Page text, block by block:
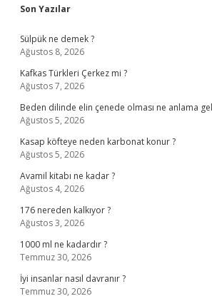
Sidebar
Son Yazılar
Sülpük ne demek ?
Ağustos 8, 2026
Kafkas Türkleri Çerkez mi ?
Ağustos 7, 2026
Beden dilinde elin çenede olması ne anlama
Ağustos 5, 2026
Kasap köfteye neden karbonat konur ?
Ağustos 5, 2026
Avamil kitabı ne kadar ?
Ağustos 4, 2026
176 nereden kalkıyor ?
Ağustos 3, 2026
1000 ml ne kadardır ?
Temmuz 30, 2026
İyi insanlar nasıl davranır ?
Temmuz 30, 2026